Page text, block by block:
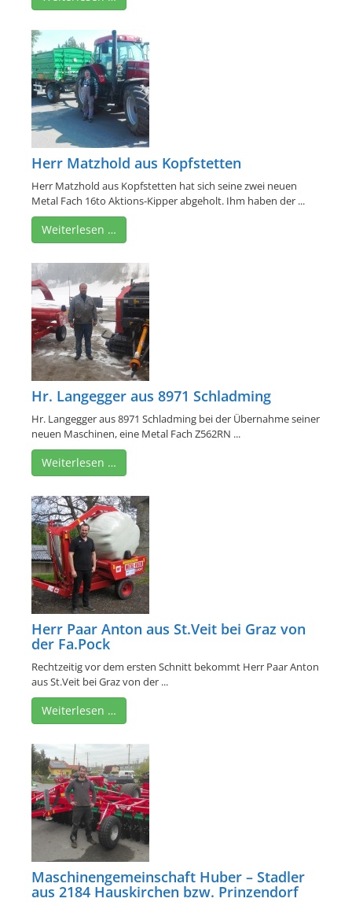
Herr Matzhold aus Kopfstetten
Herr Matzhold aus Kopfstetten hat sich seine zwei neuen
Metal Fach 16to Aktions-Kipper abgeholt. Ihm haben der ...
Weiterlesen …
Hr. Langegger aus 8971 Schladming
Hr. Langegger aus 8971 Schladming bei der Übernahme seiner
neuen Maschinen, eine Metal Fach Z562RN ...
Weiterlesen …
Herr Paar Anton aus St.Veit bei Graz von
der Fa.Pock
Rechtzeitig vor dem ersten Schnitt bekommt Herr Paar Anton
aus St.Veit bei Graz von der ...
Weiterlesen …
Maschinengemeinschaft Huber – Stadler
aus 2184 Hauskirchen bzw. Prinzendorf